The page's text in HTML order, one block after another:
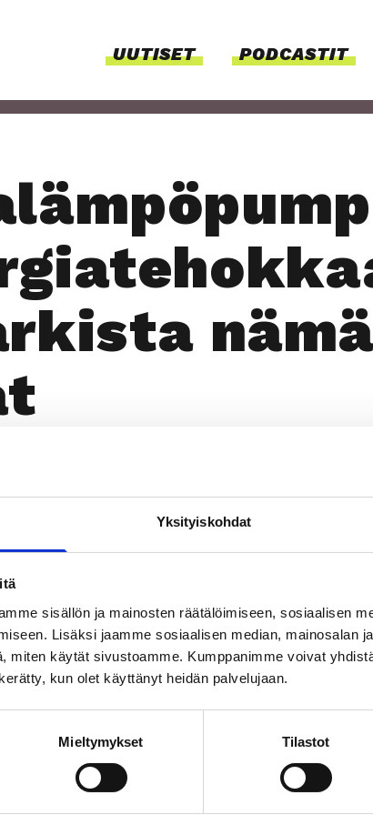
Yksityiskohdat
sisällön ja mainosten räätälöimiseen, sosiaalisen
Lisäksi jaamme sosiaalisen median, mainosalan
miten käytät sivustoamme. Kumppanimme voivat
kun olet käyttänyt heidän palvelujaan.
Mieltymykset Tilastot
UUTI­SET PODCAS­TIT
nämä
Läm­möl­lä
SUO­SIT­TE­LE KAVE­RIL­LE